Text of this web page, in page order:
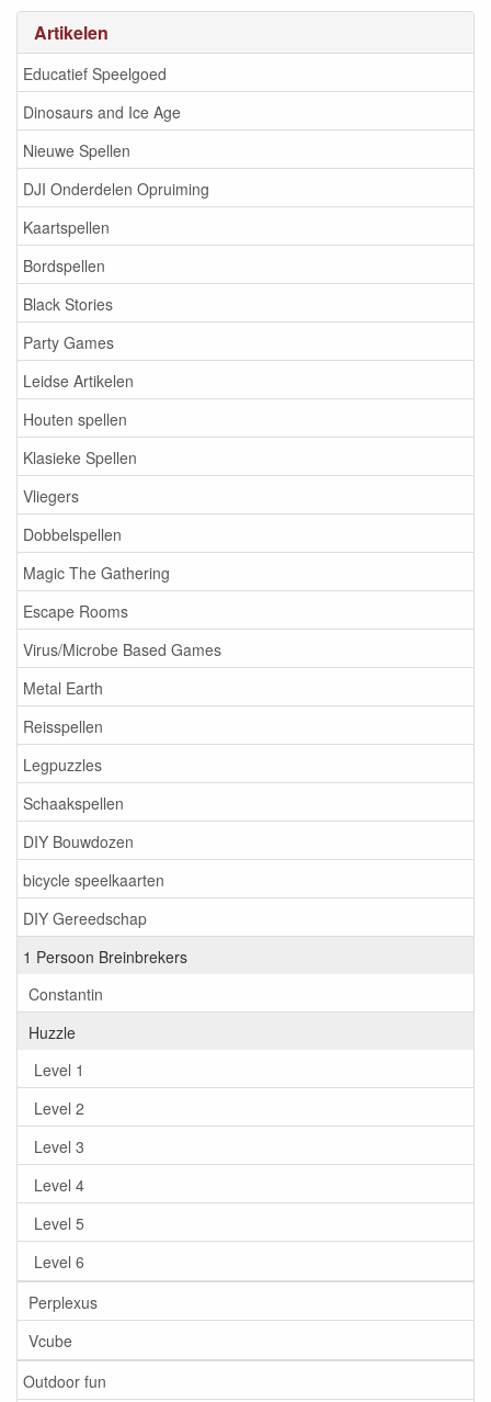
Artikelen
Educatief Speelgoed
Dinosaurs and Ice Age
Nieuwe Spellen
DJI Onderdelen Opruiming
Kaartspellen
Bordspellen
Black Stories
Party Games
Leidse Artikelen
Houten spellen
Klasieke Spellen
Vliegers
Dobbelspellen
Magic The Gathering
Escape Rooms
Virus/Microbe Based Games
Metal Earth
Reisspellen
Legpuzzles
Schaakspellen
DIY Bouwdozen
bicycle speelkaarten
DIY Gereedschap
1 Persoon Breinbrekers
Constantin
Huzzle
Level 1
Level 2
Level 3
Level 4
Level 5
Level 6
Perplexus
Vcube
Outdoor fun